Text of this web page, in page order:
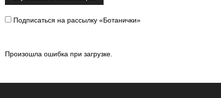
Подписаться на рассылку «Ботанички»
Произошла ошибка при загрузке.